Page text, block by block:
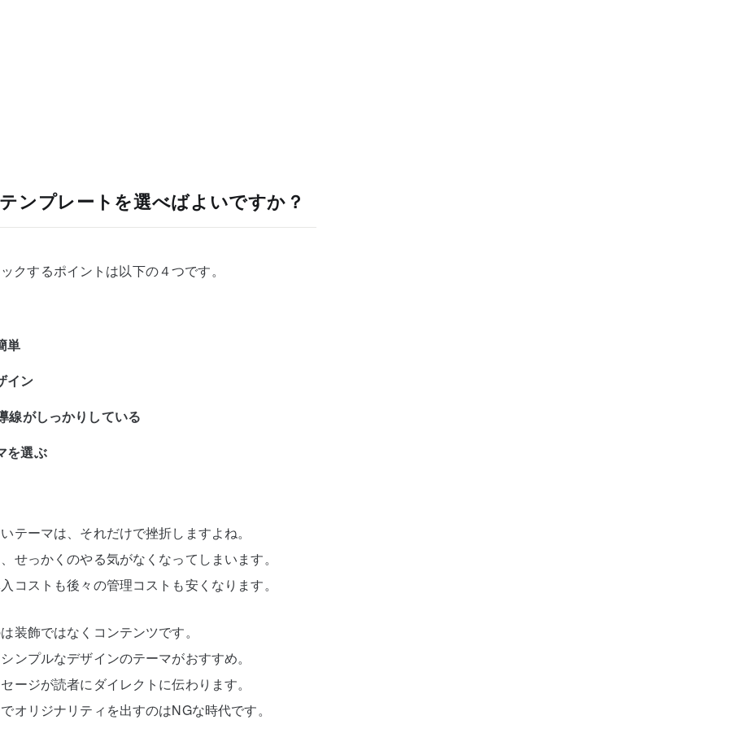
ンプレートを選べばよいですか？
クするポイントは以下の４つです。
単
イン
線がしっかりしている
を選ぶ
テーマは、それだけで挫折しますよね。
せっかくのやる気がなくなってしまいます。
コストも後々の管理コストも安くなります。
装飾ではなくコンテンツです。
ンプルなデザインのテーマがおすすめ。
ージが読者にダイレクトに伝わります。
オリジナリティを出すのはNGな時代です。